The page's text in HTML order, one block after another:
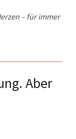
– für immer
Aber